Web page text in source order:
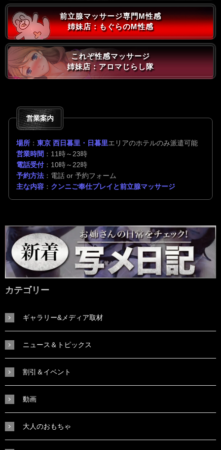
前立腺マッサージ専門M性感
姉妹店：もぐらのM性感
これぞ性感マッサージ
姉妹店：アロマじらし隊
営業案内
場所 ： 東京 西日暮里・日暮里エリアのホテルのみ派遣可能
営業時間 ：11時～23時
電話受付：10時～22時
予約方法 ：電話 or 予約フォーム
主な内容 ： クンニご奉仕プレイと前立腺マッサージ
カテゴリー
ギャラリー&メディア取材
ニュース＆トピックス
割引＆イベント
動画
大人のおもちゃ